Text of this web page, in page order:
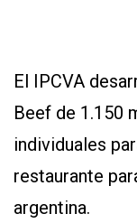
El IPCVA
Beef de 1.150
individuales
restaurante
argentina.